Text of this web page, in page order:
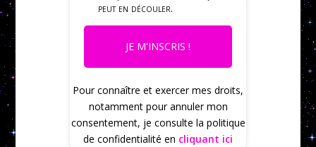
peut en découler.
JE M'INSCRIS !
Pour connaître et exercer mes droits,
notamment pour annuler mon
consentement, je consulte la politique
de confidentialité en cliquant ici